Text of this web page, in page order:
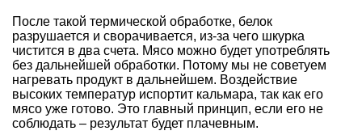
После такой термической обработке, белок
разрушается и сворачивается, из-за чего шкурка
чистится в два счета. Мясо можно будет употреблять
без дальнейшей обработки. Потому мы не советуем
нагревать продукт в дальнейшем. Воздействие
высоких температур испортит кальмара, так как его
мясо уже готово. Это главный принцип, если его не
соблюдать – результат будет плачевным.